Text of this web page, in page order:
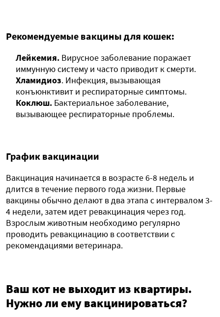
Рекомендуемые вакцины для кошек:
Лейкемия. Вирусное заболевание поражает
иммунную систему и часто приводит к смерти.
Хламидиоз. Инфекция, вызывающая
конъюнктивит и респираторные симптомы.
Коклюш. Бактериальное заболевание,
вызывающее респираторные проблемы.
График вакцинации
Вакцинация начинается в возрасте 6-8 недель и
длится в течение первого года жизни. Первые
вакцины обычно делают в два этапа с интервалом 3-
4 недели, затем идет ревакцинация через год.
Взрослым животным необходимо регулярно
проводить ревакцинацию в соответствии с
рекомендациями ветеринара.
Ваш кот не выходит из квартиры.
Нужно ли ему вакцинироваться?